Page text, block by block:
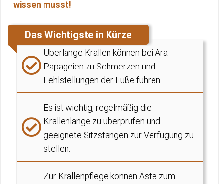
wissen musst!
Das Wichtigste in Kürze
Überlange Krallen können bei Ara
Papageien zu Schmerzen und
Fehlstellungen der Füße führen.
Es ist wichtig, regelmäßig die
Krallenlänge zu überprüfen und
geeignete Sitzstangen zur Verfügung zu
stellen.
Zur Krallenpflege können Äste zum